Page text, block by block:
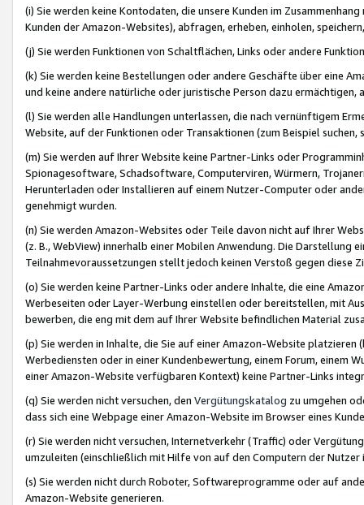
(i) Sie werden keine Kontodaten, die unsere Kunden im
Kunden der Amazon-Websites), abfragen, erheben, einholen,
(j) Sie werden Funktionen von Schaltflächen, Links oder andere
(k) Sie werden keine Bestellungen oder andere Geschäfte über eine
und keine andere natürliche oder juristische Person dazu
(l) Sie werden alle Handlungen unterlassen, die nach vernünftigem
Website, auf der Funktionen oder Transaktionen (zum Beispiel
(m) Sie werden auf Ihrer Website keine Partner-Links oder
Spionagesoftware, Schadsoftware, Computerviren, Würmern,
Herunterladen oder Installieren auf einem Nutzer-Computer oder
genehmigt wurden.
(n) Sie werden Amazon-Websites oder Teile davon nicht auf Ihrer
(z. B., WebView) innerhalb einer Mobilen Anwendung. Die Darstellung
Teilnahmevoraussetzungen stellt jedoch keinen Verstoß gegen diese
(o) Sie werden keine Partner-Links oder andere Inhalte, die eine
Werbeseiten oder Layer-Werbung einstellen oder bereitstellen, mit
bewerben, die eng mit dem auf Ihrer Website befindlichen Material
(p) Sie werden in Inhalte, die Sie auf einer Amazon-Website
Werbediensten oder in einer Kundenbewertung, einem Forum, einem
einer Amazon-Website verfügbaren Kontext) keine Partner-Links
(q) Sie werden nicht versuchen, den Vergütungskatalog zu umgehen
dass sich eine Webpage einer Amazon-Website im Browser eines
(r) Sie werden nicht versuchen, Internetverkehr (Traffic) oder
umzuleiten (einschließlich mit Hilfe von auf den Computern der
(s) Sie werden nicht durch Roboter, Softwareprogramme oder auf
Amazon-Website generieren.